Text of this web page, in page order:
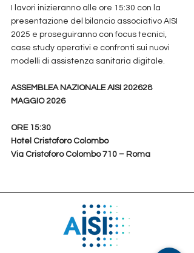
I lavori inizieranno alle ore 15:30 con la
presentazione del bilancio associativo AISI
2025 e proseguiranno con focus tecnici,
case study operativi e confronti sui nuovi
modelli di assistenza sanitaria digitale.
ASSEMBLEA NAZIONALE AISI 202628
MAGGIO 2026
ORE 15:30
Hotel Cristoforo Colombo
Via Cristoforo Colombo 710 – Roma